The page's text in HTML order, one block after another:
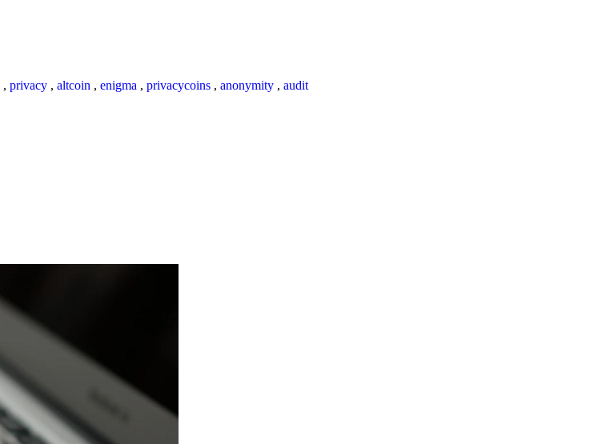
, privacy , altcoin , enigma , privacycoins , anonymity , audit